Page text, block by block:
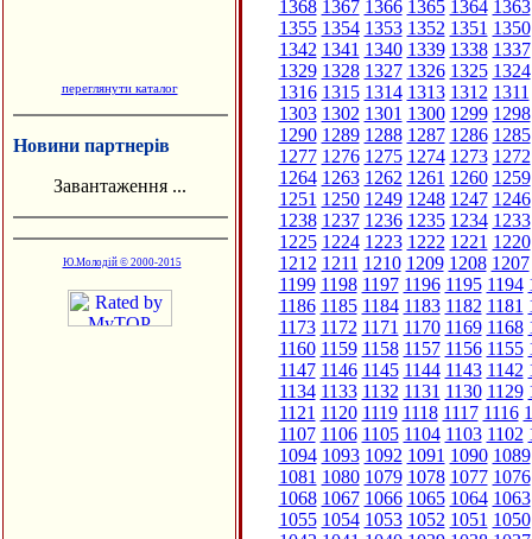
переглянути каталог
Новини партнерів
Завантаження ...
Ю.Молодій © 2000-2015
1368 1367 1366 1365 1364 1363
1355 1354 1353 1352 1351 1350
1342 1341 1340 1339 1338 1337
1329 1328 1327 1326 1325 1324
1316 1315 1314 1313 1312 1311
1303 1302 1301 1300 1299 1298
1290 1289 1288 1287 1286 1285
1277 1276 1275 1274 1273 1272
1264 1263 1262 1261 1260 1259
1251 1250 1249 1248 1247 1246
1238 1237 1236 1235 1234 1233
1225 1224 1223 1222 1221 1220
1212 1211 1210 1209 1208 1207
1199 1198 1197 1196 1195 1194
1186 1185 1184 1183 1182 1181
1173 1172 1171 1170 1169 1168
1160 1159 1158 1157 1156 1155
1147 1146 1145 1144 1143 1142
1134 1133 1132 1131 1130 1129
1121 1120 1119 1118 1117 1116
1107 1106 1105 1104 1103 1102
1094 1093 1092 1091 1090 1089
1081 1080 1079 1078 1077 1076
1068 1067 1066 1065 1064 1063
1055 1054 1053 1052 1051 1050